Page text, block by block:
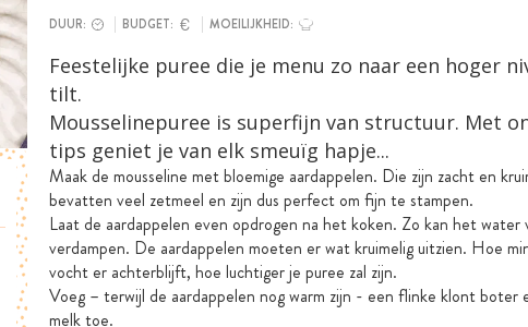
DUUR: BUDGET: MOEILIJKHEID:
Feestelijke puree die je menu zo naar een hoger
tilt.
Mousselinepuree is superfijn van structuur. Met
tips geniet je van elk smeuïg hapje...
Maak de mousseline met bloemige aardappelen. Die zijn zacht en
bevatten veel zetmeel en zijn dus perfect om fijn te stampen.
Laat de aardappelen even opdrogen na het koken. Zo kan het water
verdampen. De aardappelen moeten er wat kruimelig uitzien. Hoe
vocht er achterblijft, hoe luchtiger je puree zal zijn.
Voeg – terwijl de aardappelen nog warm zijn - een flinke klont boter
melk toe.